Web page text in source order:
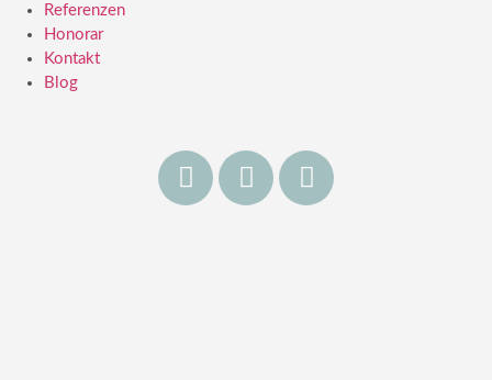
Referenzen
Honorar
Kontakt
Blog